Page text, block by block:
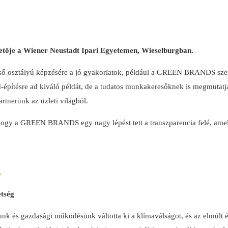
a Wiener Neustadt Ipari Egyetemen, Wieselburgban.
osztályú képzésére a jó gyakorlatok, például a GREEN BRANDS
építésre ad kiváló példát, de a tudatos munkakeresőknek is
az üzleti világból.
a GREEN BRANDS egy nagy lépést tett a transzparencia felé,
és gazdasági működésünk váltotta ki a klímaválságot, és az